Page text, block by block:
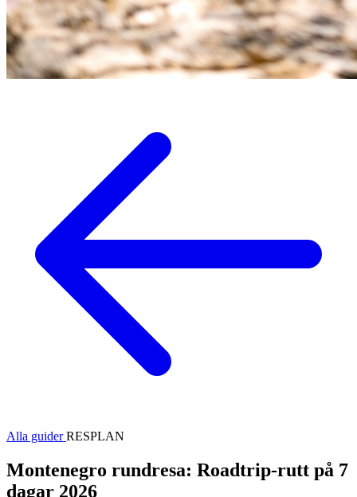
Alla guiderRESPLAN
Montenegro rundresa: Roadtrip-rutt på 7
dagar 2026